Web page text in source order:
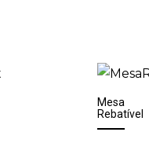
Mesa
Rebatível